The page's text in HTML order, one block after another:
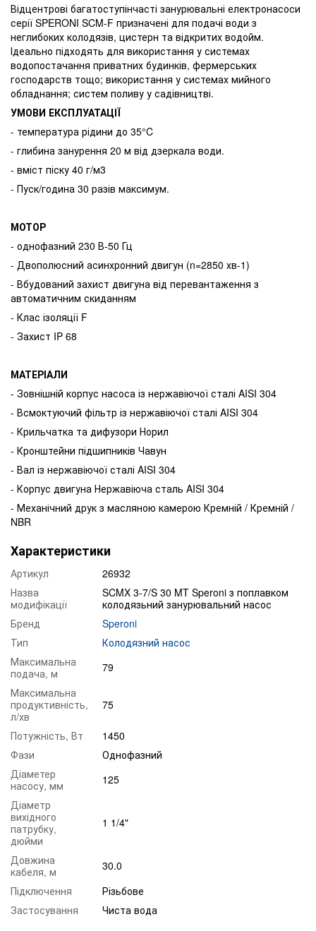
Відцентрові багатоступінчасті занурювальні електронасоси
серії SPERONI SCM-F призначені для подачі води з
неглибоких колодязів, цистерн та відкритих водойм.
Ідеально підходять для використання у системах
водопостачання приватних будинків, фермерських
господарств тощо; використання у системах мийного
обладнання; систем поливу у садівництві.
УМОВИ ЕКСПЛУАТАЦІЇ
- температура рідини до 35°C
- глибина занурення 20 м від дзеркала води.
- вміст піску 40 г/м3
- Пуск/година 30 разів максимум.
МОТОР
- однофазний 230 В-50 Гц
- Двополюсний асинхронний двигун (n=2850 хв-1)
- Вбудований захист двигуна від перевантаження з
автоматичним скиданням
- Клас ізоляції F
- Захист IP 68
МАТЕРІАЛИ
- Зовнішній корпус насоса із нержавіючої сталі AISI 304
- Всмоктуючий фільтр із нержавіючої сталі AISI 304
- Крильчатка та дифузори Норил
- Кронштейни підшипників Чавун
- Вал із нержавіючої сталі AISI 304
- Корпус двигуна Нержавіюча сталь AISI 304
- Механічний друк з масляною камерою Кремній / Кремній /
NBR
Характеристики
Артикул
26932
Назва
модифікації
SCMX 3-7/S 30 MT Speroni з поплавком
колодязьний занурювальний насос
Бренд
Speroni
Тип
Колодязний насос
Максимальна
подача, м
79
Максимальна
продуктивність,
л/хв
75
Потужність, Вт
1450
Фази
Однофазний
Діаметер
насосу, мм
125
Діаметр
вихідного
патрубку,
дюйми
1 1/4"
Довжина
кабеля, м
30.0
Підключення
Різьбове
Застосування
Чиста вода